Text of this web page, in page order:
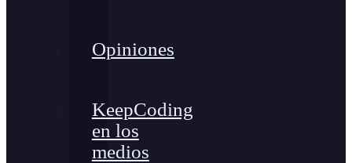
Opiniones
KeepCoding
en los
medios